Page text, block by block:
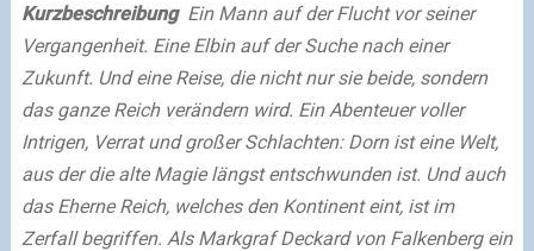
Kurzbeschreibung Ein Mann auf der Flucht vor seiner
Vergangenheit. Eine Elbin auf der Suche nach einer
Zukunft. Und eine Reise, die nicht nur sie beide, sondern
das ganze Reich verändern wird. Ein Abenteuer voller
Intrigen, Verrat und großer Schlachten: Dorn ist eine Welt,
aus der die alte Magie längst entschwunden ist. Und auch
das Eherne Reich, welches den Kontinent eint, ist im
Zerfall begriffen. Als Markgraf Deckard von Falkenberg ein